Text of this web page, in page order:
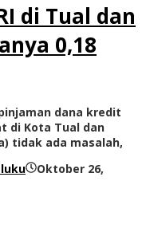
di Tual dan
0,18
dana kredit
di Kota Tual dan
tidak ada masalah,
Oktober 26,